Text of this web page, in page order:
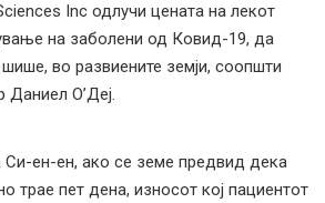
Inc одлучи цената на лекот
на заболени од Ковид-19, да
во развиените земји, соопшти
Даниел О’Деј.
Си-ен-ен, ако се земе предвид дека
трае пет дена, износот кој пациентот